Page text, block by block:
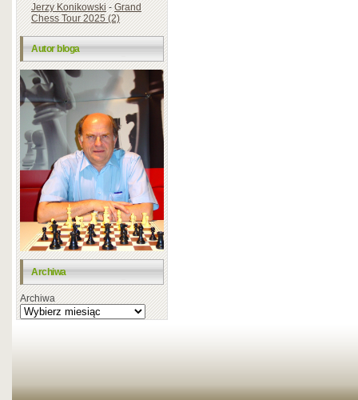
Jerzy Konikowski-Grand
Chess Tour 2025 (2)
Autor bloga
Archiwa
Archiwa